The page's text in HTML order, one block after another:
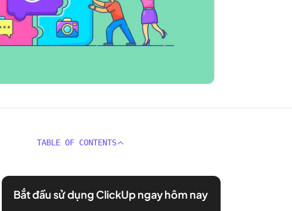
TABLE OF CONTENTS
Bắt đầu sử dụng ClickUp ngay hôm nay